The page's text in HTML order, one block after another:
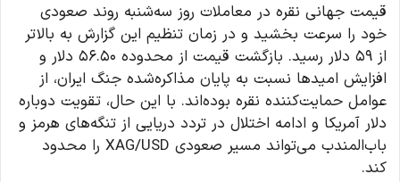
قیمت جهانی نقره در معاملات روز سه‌شنبه روند صعودی
خود را سرعت بخشید و در زمان تنظیم این گزارش به بالاتر
از ۵۹ دلار رسید. بازگشت قیمت از محدوده ۵۶.۵۰ دلار و
افزایش امیدها نسبت به پایان مذاکره‌شده جنگ ایران، از
عوامل حمایت‌کننده نقره بوده‌اند. با این حال، تقویت دوباره
دلار آمریکا و ادامه اختلال در تردد دریایی از تنگه‌های هرمز و
باب‌المندب می‌تواند مسیر صعودی XAG/USD را محدود
کند.